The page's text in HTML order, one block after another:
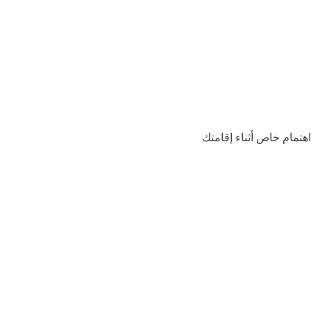
اهتمام خاص أثناء إقامتك